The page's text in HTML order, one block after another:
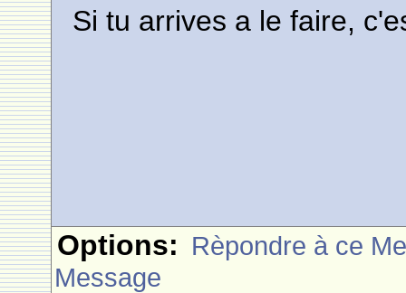
Si tu arrives a le faire,
Options: Rèpondre à ce
Message